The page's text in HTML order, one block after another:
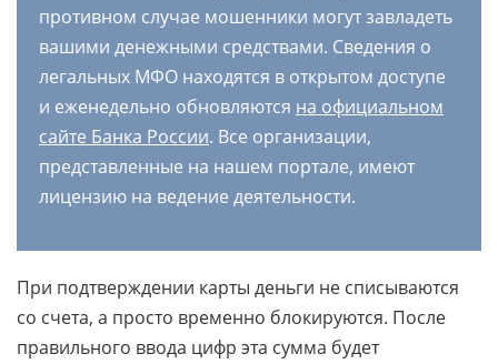
противном случае мошенники могут завладеть
вашими денежными средствами. Сведения о
легальных МФО находятся в открытом доступе
и еженедельно обновляются на официальном
сайте Банка России. Все организации,
представленные на нашем портале, имеют
лицензию на ведение деятельности.
При подтверждении карты деньги не списываются
со счета, а просто временно блокируются. После
правильного ввода цифр эта сумма будет